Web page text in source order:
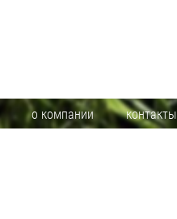
о компании контакты